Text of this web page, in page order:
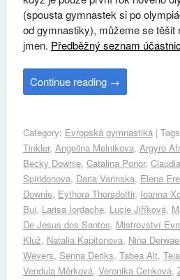
(spousta gymnastek si po
od gymnastiky), můžeme se těšit
jmen. Předběžný seznam
Continue reading →
Category: Evropská gymnastika|
Tinkler, Angelina Melnikova, Argyro
Becky Downie, Catalina Ponor,
Spiridonova, Daria Varinska, Elena
Downie, Eythora Thorsdottir, Ioanna
Bui, Larisa Iordache, Lucie Jiříková,
De Jesus dos Santos, Mistrovství
Kluž, Natalia Kapitonova, Nina Derwael
Wevers, Senna Deriks, Tabea Alt,
Vendula Měrková, Veronika Cenková,